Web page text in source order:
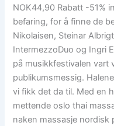
NOK44,90 Rabatt -51%
befaring, for å finne de
Nikolaisen, Steinar
IntermezzoDuo og Ingri
på musikkfestivalen vart
publikumsmessig.
vi fikk det da til. Med en
mettende oslo thai
naken massasje